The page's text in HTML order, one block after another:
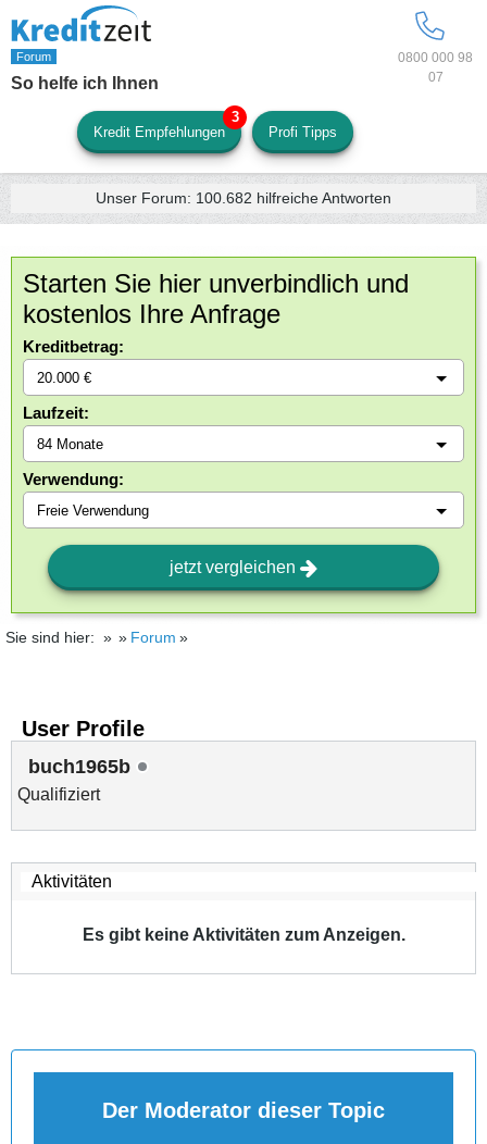
0800 000 98
07
So helfe ich Ihnen
Kredit Empfehlungen Profi Tipps
Unser Forum: 100.682 hilfreiche Antworten
Starten Sie hier unverbindlich und
kostenlos Ihre Anfrage
Kreditbetrag:
Laufzeit:
Verwendung:
jetzt vergleichen
Sie sind hier: Forum
User Profile
buch1965b
Qualifiziert
Es gibt keine Aktivitäten zum Anzeigen.
Der Moderator dieser Topic